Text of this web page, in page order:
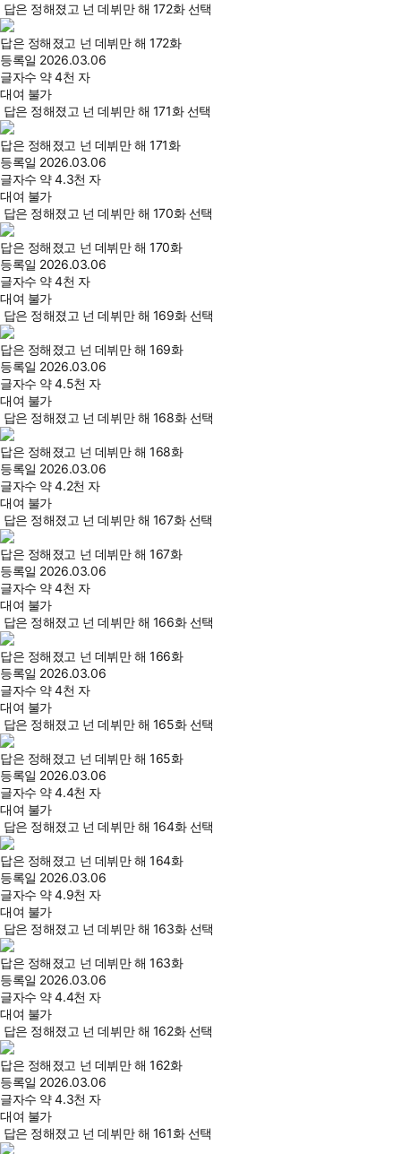
답은 정해졌고 넌 데뷔만 해 172화 선택
답은 정해졌고 넌 데뷔만 해 172화
등록일 2026.03.06
글자수 약 4천 자
대여 불가
답은 정해졌고 넌 데뷔만 해 171화 선택
답은 정해졌고 넌 데뷔만 해 171화
등록일 2026.03.06
글자수 약 4.3천 자
대여 불가
답은 정해졌고 넌 데뷔만 해 170화 선택
답은 정해졌고 넌 데뷔만 해 170화
등록일 2026.03.06
글자수 약 4천 자
대여 불가
답은 정해졌고 넌 데뷔만 해 169화 선택
답은 정해졌고 넌 데뷔만 해 169화
등록일 2026.03.06
글자수 약 4.5천 자
대여 불가
답은 정해졌고 넌 데뷔만 해 168화 선택
답은 정해졌고 넌 데뷔만 해 168화
등록일 2026.03.06
글자수 약 4.2천 자
대여 불가
답은 정해졌고 넌 데뷔만 해 167화 선택
답은 정해졌고 넌 데뷔만 해 167화
등록일 2026.03.06
글자수 약 4천 자
대여 불가
답은 정해졌고 넌 데뷔만 해 166화 선택
답은 정해졌고 넌 데뷔만 해 166화
등록일 2026.03.06
글자수 약 4천 자
대여 불가
답은 정해졌고 넌 데뷔만 해 165화 선택
답은 정해졌고 넌 데뷔만 해 165화
등록일 2026.03.06
글자수 약 4.4천 자
대여 불가
답은 정해졌고 넌 데뷔만 해 164화 선택
답은 정해졌고 넌 데뷔만 해 164화
등록일 2026.03.06
글자수 약 4.9천 자
대여 불가
답은 정해졌고 넌 데뷔만 해 163화 선택
답은 정해졌고 넌 데뷔만 해 163화
등록일 2026.03.06
글자수 약 4.4천 자
대여 불가
답은 정해졌고 넌 데뷔만 해 162화 선택
답은 정해졌고 넌 데뷔만 해 162화
등록일 2026.03.06
글자수 약 4.3천 자
대여 불가
답은 정해졌고 넌 데뷔만 해 161화 선택